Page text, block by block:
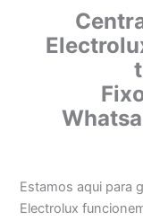
Estamos aqui para
Electrolux